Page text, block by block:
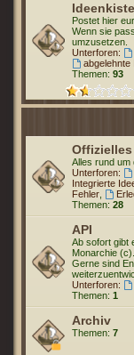
Ideenkiste
Postet hier
Wenn sie
umzusetzen.
Unterforen:
abgelehnte
Themen: 93
Alles rund um
Unterforen:
Integrierte
Fehler
Themen: 28
API
Ab sofort gibt
Monarchie (c).
Gerne sind
Unterforen:
Themen: 1
Archiv
Themen: 7